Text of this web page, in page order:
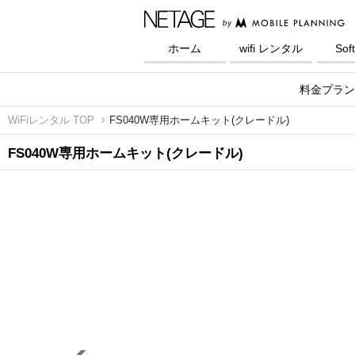
ホーム wifi レンタル
料金プラン
WiFiレンタル TOP FS040W専用ホームキット(クレードル)
FS040W専用ホームキット(クレードル)